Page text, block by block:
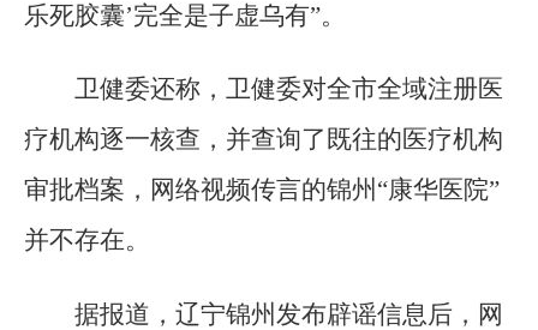
乐死胶囊’完全是子虚乌有”。
卫健委还称，卫健委对全市全域注册医
疗机构逐一核查，并查询了既往的医疗机构
审批档案，网络视频传言的锦州“康华医院”
并不存在。
据报道，辽宁锦州发布辟谣信息后，网